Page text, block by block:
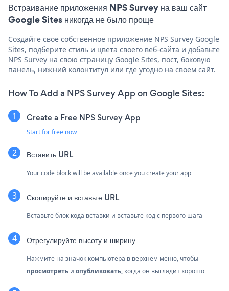
Встраивание приложения NPS Survey на ваш сайт
Google Sites никогда не было проще
Создайте свое собственное приложение NPS Survey Google
Sites, подберите стиль и цвета своего веб-сайта и добавьте
NPS Survey на свою страницу Google Sites, пост, боковую
панель, нижний колонтитул или где угодно на своем сайт.
How To Add a NPS Survey App on Google Sites:
Create a Free NPS Survey App
Start for free now
Вставить URL
Your code block will be available once you create your app
Скопируйте и вставьте URL
Вставьте блок кода вставки и вставьте код с первого шага
Отрегулируйте высоту и ширину
Нажмите на значок компьютера в верхнем меню, чтобы
просмотреть и опубликовать, когда он выглядит хорошо